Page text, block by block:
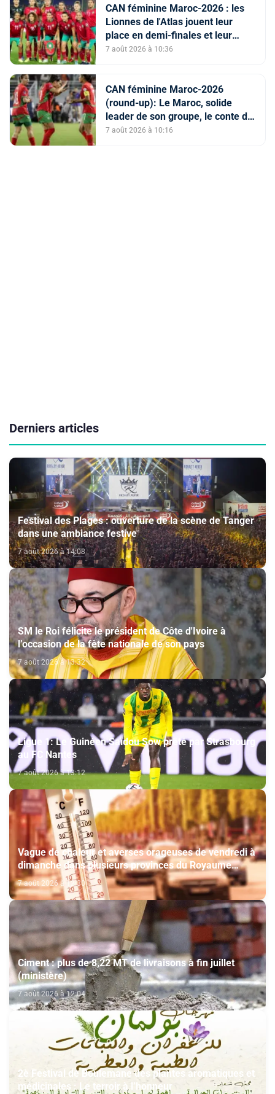
CAN féminine Maroc-2026 : les
Lionnes de l'Atlas jouent leur
place en demi-finales et leur
qualification au Mondial-2027
7 août 2026 à 10:36
CAN féminine Maroc-2026
(round-up): Le Maroc, solide
leader de son groupe, le conte de
fées du Malawi se poursuit
7 août 2026 à 10:16
Derniers articles
Festival des Plages : ouverture de la scène de Tanger
dans une ambiance festive
7 août 2026 à 14:08
SM le Roi félicite le président de Côte d'Ivoire à
l’occasion de la fête nationale de son pays
7 août 2026 à 13:32
Ligue 1: Le Guinéen Saïdou Sow prêté par Strasbourg
au FC Nantes
7 août 2026 à 13:12
Vague de chaleur et averses orageuses de vendredi à
dimanche dans plusieurs provinces du Royaume
(Bulletin d'alerte)
7 août 2026 à 12:30
Ciment : plus de 8,22 MT de livraisons à fin juillet
(ministère)
7 août 2026 à 12:04
2è Festival de Boulemane des plantes aromatiques et
médicinales : Le terroir à l’honneur